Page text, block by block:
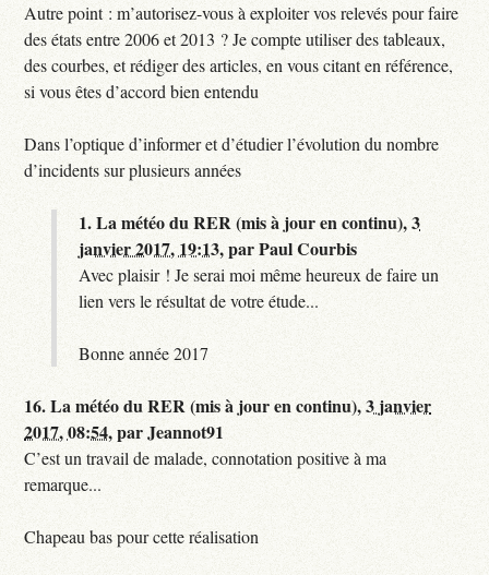
Autre point : m’autorisez-vous à exploiter vos relevés pour faire
des états entre 2006 et 2013 ? Je compte utiliser des tableaux,
des courbes, et rédiger des articles, en vous citant en référence,
si vous êtes d’accord bien entendu
Dans l’optique d’informer et d’étudier l’évolution du nombre
d’incidents sur plusieurs années
1.La météo du RER (mis à jour en continu),3
janvier 2017, 19:13,parPaul Courbis
Avec plaisir ! Je serai moi même heureux de faire un
lien vers le résultat de votre étude...
Bonne année 2017
16.La météo du RER (mis à jour en continu),3 janvier
2017, 08:54,parJeannot91
C’est un travail de malade, connotation positive à ma
remarque...
Chapeau bas pour cette réalisation